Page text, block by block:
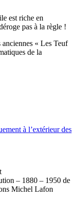
est riche en
pas à la règle !
« Les Teuf
de la
à l’extérieur des
– 1880 – 1950 de
Michel Lafon